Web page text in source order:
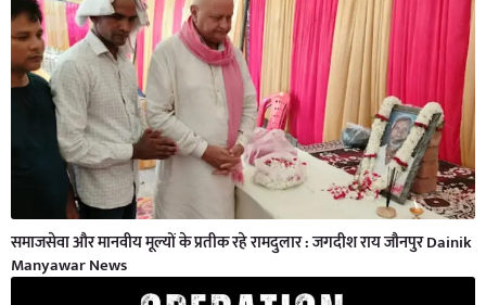
समाजसेवा और मानवीय मूल्यों के प्रतीक रहे रामदुलार : जगदीश राय जौनपुर Dainik
Manyawar News